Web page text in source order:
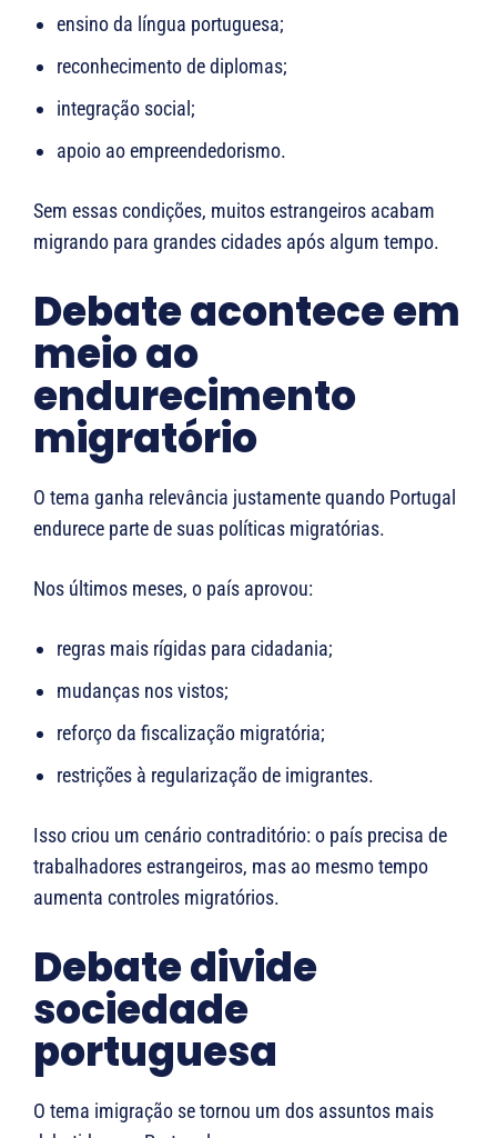
ensino da língua portuguesa;
reconhecimento de diplomas;
integração social;
apoio ao empreendedorismo.
Sem essas condições, muitos estrangeiros acabam
migrando para grandes cidades após algum tempo.
Debate acontece em
meio ao
endurecimento
migratório
O tema ganha relevância justamente quando Portugal
endurece parte de suas políticas migratórias.
Nos últimos meses, o país aprovou:
regras mais rígidas para cidadania;
mudanças nos vistos;
reforço da fiscalização migratória;
restrições à regularização de imigrantes.
Isso criou um cenário contraditório: o país precisa de
trabalhadores estrangeiros, mas ao mesmo tempo
aumenta controles migratórios.
Debate divide
sociedade
portuguesa
O tema imigração se tornou um dos assuntos mais